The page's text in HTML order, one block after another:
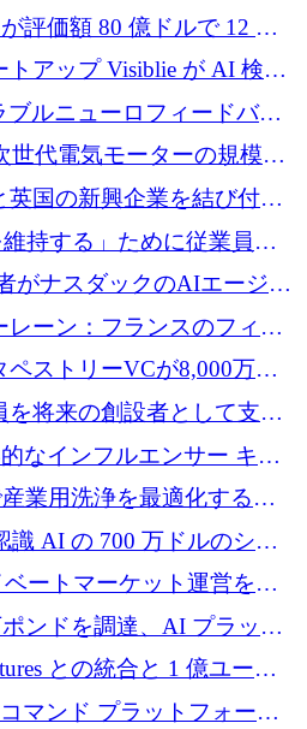
総額 100 万ドルを突破
が評価額 80 億ドルで 12 億
アップ Visiblie が AI 検索
50 万ユーロを調達
ルニューロフィードバッ
の開発に65万ユーロを確
世代電気モーターの規模拡
ロを調達
英国の新興企業を結び付け
を開始
持する」ために従業員に
公開買い付けを実施
がナスダックのAIエージェ
にCreandumの資金調達で
レーン：フランスのフィン
ストリーVCが8,000万ド
ロンドン事務所を開設
を将来の創設者として支援
でファンドを立ち上げる
なインフルエンサー キャ
るためにシリーズ A で
業用洗浄を最適化するた
を調達
識 AI の 700 万ドルのシー
ベートマーケット運営を自
万ドルを調達
ポンドを調達、AI プラット
収して子ども向け言語療
との統合と 1 億ユーロ
シード投資に拡大
マンド プラットフォーム